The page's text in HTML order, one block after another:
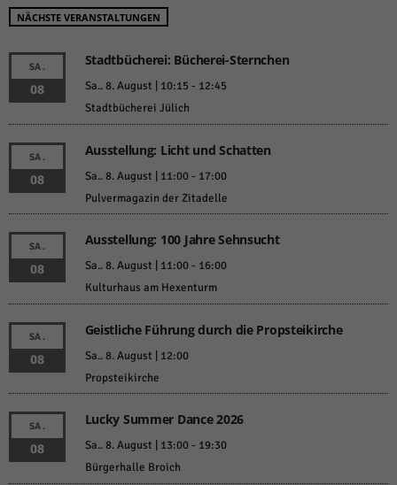
NÄCHSTE VERANSTALTUNGEN
SA.
08
Stadtbücherei: Bücherei-Sternchen
Sa.. 8. August | 10:15 - 12:45
Stadtbücherei Jülich
SA.
08
Ausstellung: Licht und Schatten
Sa.. 8. August | 11:00- 17:00
Pulvermagazin der Zitadelle
SA.
08
Ausstellung: 100 Jahre Sehnsucht
Sa.. 8. August | 11:00- 16:00
Kulturhaus am Hexenturm
SA.
08
Geistliche Führung durch die Propsteikirche
Sa.. 8. August | 12:00
Propsteikirche
SA.
08
Lucky Summer Dance 2026
Sa.. 8. August | 13:00- 19:30
Bürgerhalle Broich